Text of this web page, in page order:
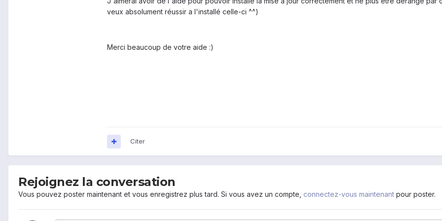
veux absolument réussir a l'installé celle-ci ^^)
Merci beaucoup de votre aide :)
Citer
Rejoignez la conversation
Vous pouvez poster maintenant et vous enregistrez plus tard. Si vous avez un compte, connectez-vous maintenant pour poster.